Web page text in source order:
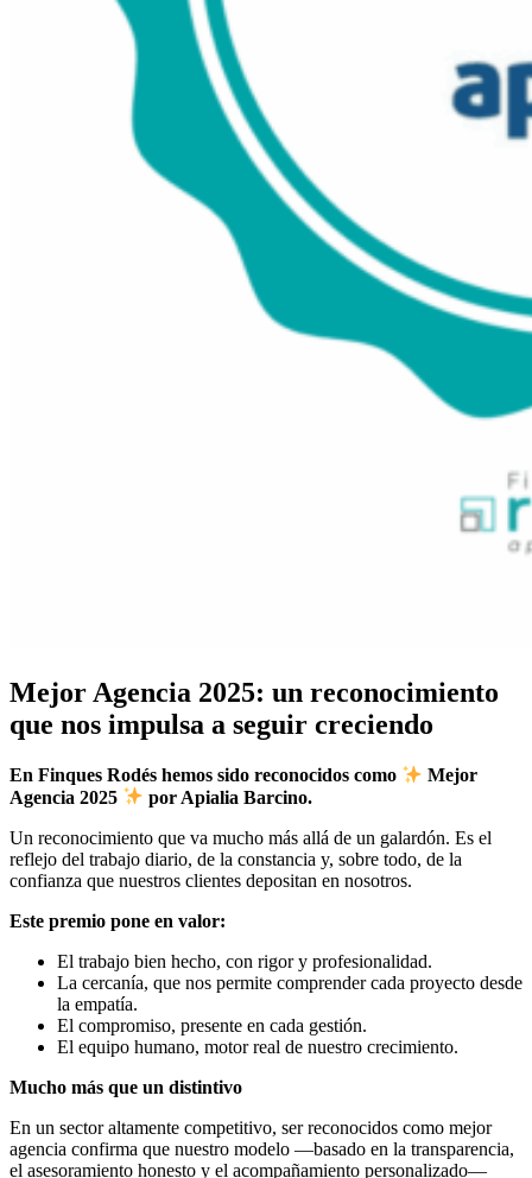
Mejor Agencia 2025: un reconocimiento
que nos impulsa a seguir creciendo
En Finques Rodés hemos sido reconocidos como
Mejor
Agencia 2025
por Apialia Barcino.
Un reconocimiento que va mucho más allá de un galardón. Es el
reflejo del trabajo diario, de la constancia y, sobre todo, de la
confianza que nuestros clientes depositan en nosotros.
Este premio pone en valor:
El trabajo bien hecho, con rigor y profesionalidad.
La cercanía, que nos permite comprender cada proyecto desde
la empatía.
El compromiso, presente en cada gestión.
El equipo humano, motor real de nuestro crecimiento.
Mucho más que un distintivo
En un sector altamente competitivo, ser reconocidos como mejor
agencia confirma que nuestro modelo —basado en la transparencia,
el asesoramiento honesto y el acompañamiento personalizado—